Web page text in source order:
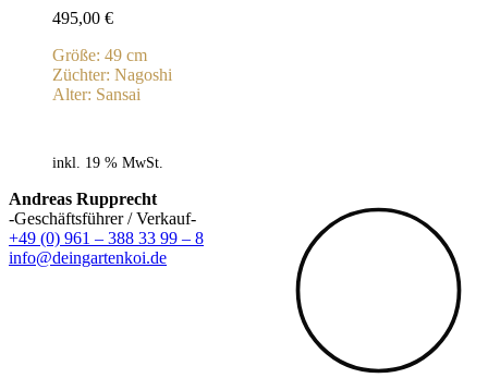
495,00 €
Größe: 49 cm
Züchter: Nagoshi
Alter: Sansai
inkl. 19 % MwSt.
Andreas Rupprecht
-Geschäftsführer / Verkauf-
+49 (0) 961 – 388 33 99 – 8
info@deingartenkoi.de